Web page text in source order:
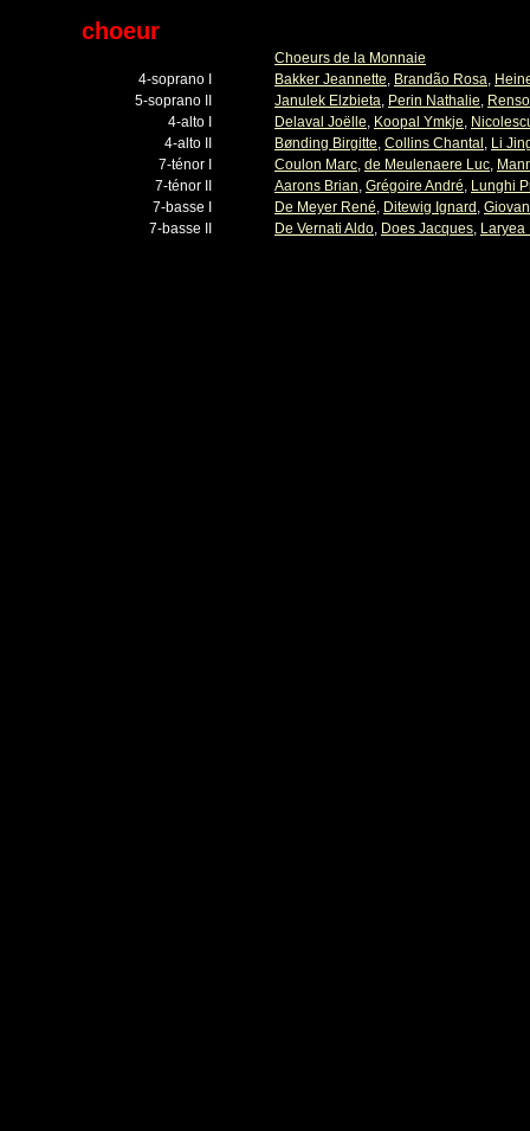
choeur
Choeurs de la Monnaie
4-soprano I
Bakker Jeannette, Brandão Rosa,
5-soprano II
Janulek Elzbieta, Perin Nathalie,
4-alto I
Delaval Joëlle, Koopal Ymkje,
4-alto II
Bønding Birgitte, Collins Chantal , Li
7-ténor I
Coulon Marc, de Meulenaere Luc,
7-ténor II
Aarons Brian, Grégoire André, Lunghi
7-basse I
De Meyer René, Ditewig Ignard ,
7-basse II
De Vernati Aldo, Does Jacques, Laryea